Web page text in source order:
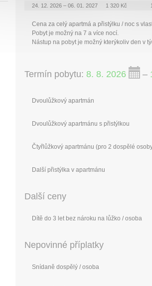
24. 12. 2026 – 06. 01. 2027
1 320 Kč
Cena za celý apartmá a přistýlku / noc s
Pobyt je možný na 7 a více nocí.
Nástup na pobyt je možný kterýkoliv den v
Termín pobytu: 8. 8. 2026 –
Dvoulůžkový apartmán
Dvoulůžkový apartmánu s přistýlkou
Čtyřlůžkový apartmánu (pro 2 dospělé
Další přistýlka v apartmánu
Další ceny
Dítě do 3 let bez nároku na lůžko / osoba
Nepovinné příplatky
Snídaně dospělý / osoba